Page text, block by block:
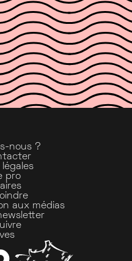
nous ?
pro
aux médias